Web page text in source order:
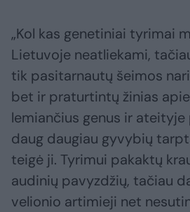
„Kol kas genetiniai tyrimai
Lietuvoje neatliekami,
tik pasitarnautų šeimos
bet ir praturtintų žinias
lemiančius genus ir
daug daugiau gyvybių
teigė ji. Tyrimui pakaktų
audinių pavyzdžių, tačiau
velionio artimieji net